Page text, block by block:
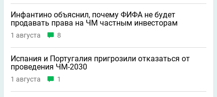
Инфантино объяснил, почему ФИФА не будет
продавать права на ЧМ частным инвесторам
1 августа 8
Испания и Португалия пригрозили отказаться от
проведения ЧМ-2030
1 августа 1